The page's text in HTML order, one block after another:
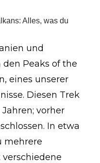
Alles, was du
und
Peaks of the
eines unserer
Diesen Trek
vorher
In etwa
mehrere